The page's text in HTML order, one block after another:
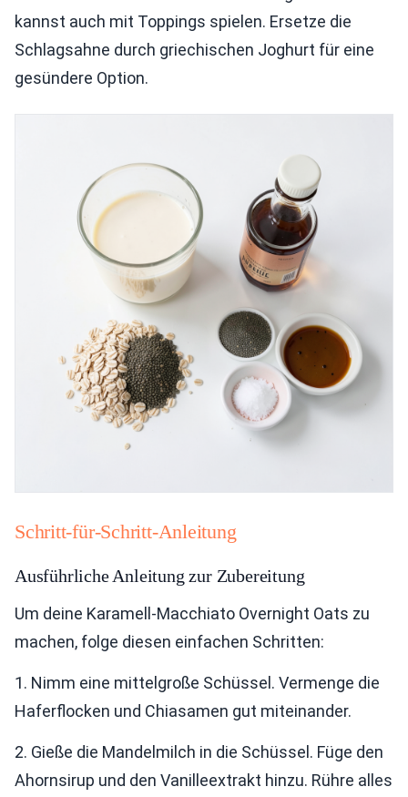
kannst auch mit Toppings spielen. Ersetze die
Schlagsahne durch griechischen Joghurt für eine
gesündere Option.
Schritt-für-Schritt-Anleitung
Ausführliche Anleitung zur Zubereitung
Um deine Karamell-Macchiato Overnight Oats zu
machen, folge diesen einfachen Schritten:
1. Nimm eine mittelgroße Schüssel. Vermenge die
Haferflocken und Chiasamen gut miteinander.
2. Gieße die Mandelmilch in die Schüssel. Füge den
Ahornsirup und den Vanilleextrakt hinzu. Rühre alles